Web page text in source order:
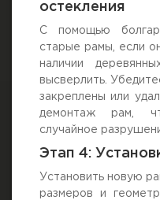
остекления
С помощью
старые рамы, если
наличии
высверлить.
закреплены или
демонтаж рам,
случайное
Этап 4:
Установить новую
размеров и